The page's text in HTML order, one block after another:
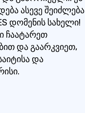
ასევე შეიძლება
დომენის სახელი!
ჩაატარეთ
და გაარკვიეთ,
და